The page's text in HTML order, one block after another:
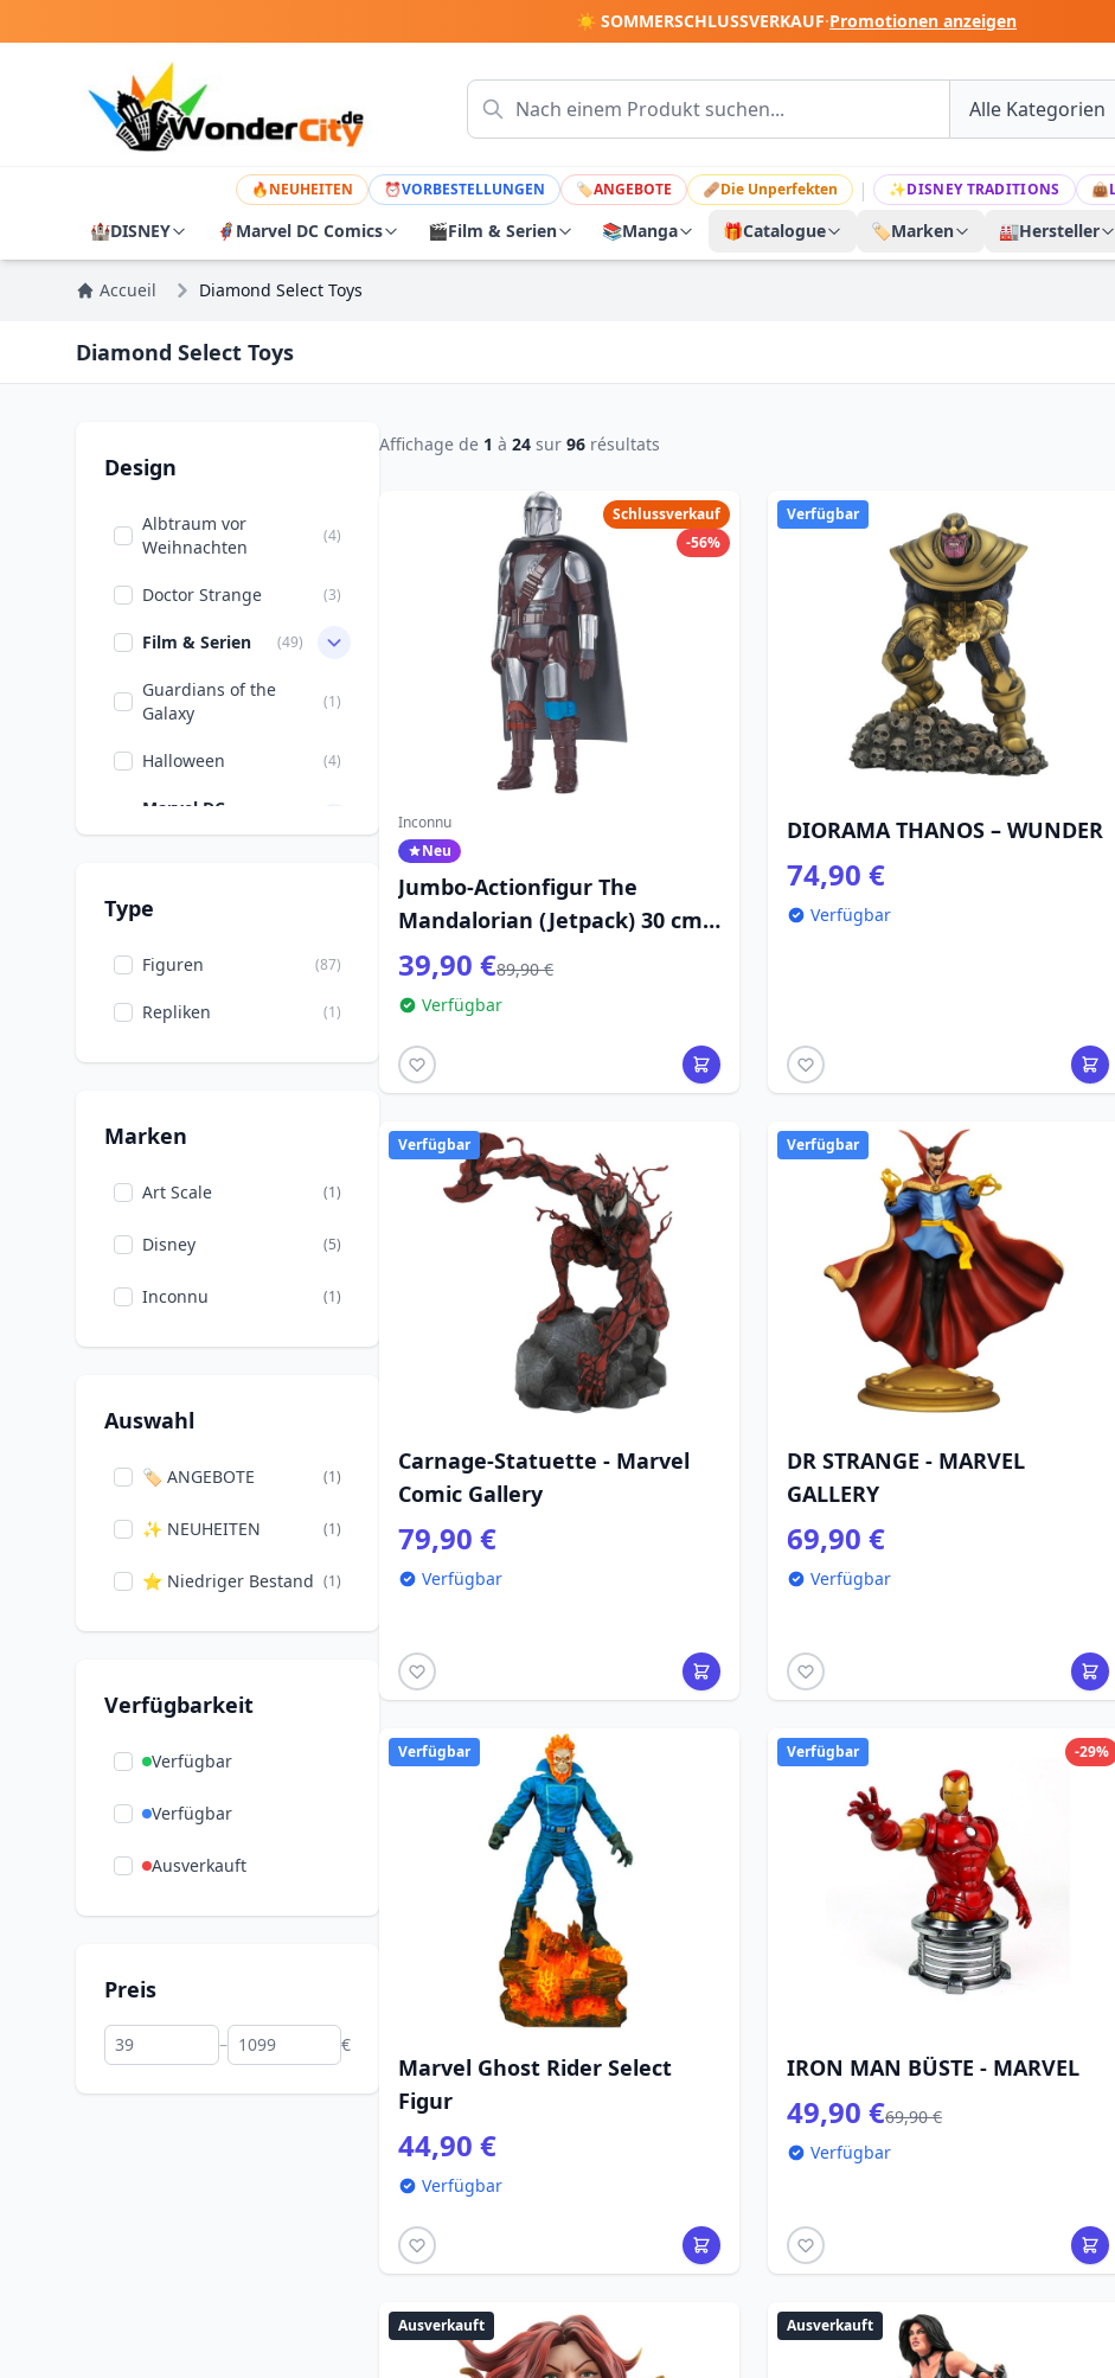
☀️ SOMMERSCHLUSSVERKAUF·Promotionen anzeigen
🔥NEUHEITEN ⏰VORBESTELLUNGEN 🏷ANGEBOTE 🩹Die Unperfekten | ✨DISNEY TRADITIONS 👜
🏰DISNEY 🦸 Marvel DC Comics 🎬Film & Serien 📚Manga 🎁Catalogue 🏷️Marken 🏭Hersteller
Accueil Diamond Select Toys
Diamond Select Toys
Design
Albtraum vor
Weihnachten
(4)
Doctor Strange (3)
Film & Serien (49)
Guardians of the
Galaxy
(1)
Halloween (4)
Marvel DC
Comics
Zeichentrickfilme (1)
Type
Figuren (87)
Repliken (1)
Marken
Art Scale (1)
Disney (5)
Inconnu (1)
Auswahl
🏷️ ANGEBOTE (1)
✨ NEUHEITEN (1)
⭐ Niedriger Bestand (1)
Verfügbarkeit
Verfügbar
Verfügbar
Ausverkauft
Preis
– €
Affichage de 1 à 24 sur 96 résultats
Schlussverkauf
-56%
Inconnu
Neu
Jumbo-Actionfigur The
Mandalorian (Jetpack) 30 cm -
Star Wars : The Mandalorian
39,90 €89,90 €
Verfügbar
Verfügbar
DIORAMA THANOS – WUNDER
74,90 €
Verfügbar
Verfügbar
Carnage-Statuette - Marvel
Comic Gallery
79,90 €
Verfügbar
Verfügbar
DR STRANGE - MARVEL
GALLERY
69,90 €
Verfügbar
Verfügbar
Marvel Ghost Rider Select
Figur
44,90 €
Verfügbar
-29%
Verfügbar
IRON MAN BÜSTE - MARVEL
49,90 €69,90 €
Verfügbar
Ausverkauft Ausverkauft